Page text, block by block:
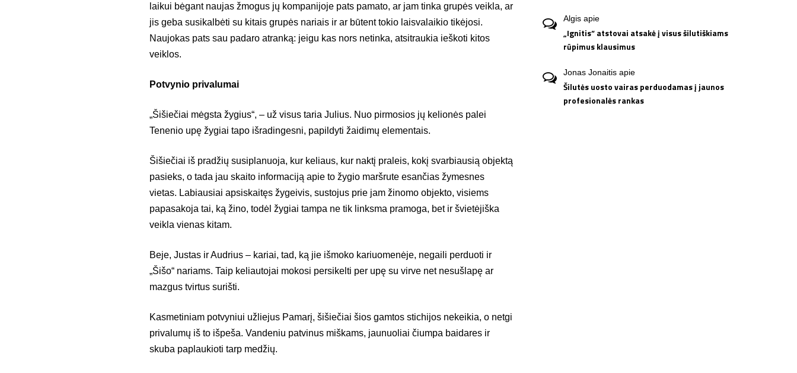
laikui bėgant naujas žmogus jų kompanijoje pats pamato, ar jam tinka grupės veikla, ar
jis geba susikalbėti su kitais grupės nariais ir ar būtent tokio laisvalaikio tikėjosi.
Naujokas pats sau padaro atranką: jeigu kas nors netinka, atsitraukia ieškoti kitos
veiklos.
Potvynio privalumai
„Šišiečiai mėgsta žygius“, – už visus taria Julius. Nuo pirmosios jų kelionės palei
Tenenio upę žygiai tapo išradingesni, papildyti žaidimų elementais.
Šišiečiai iš pradžių susiplanuoja, kur keliaus, kur naktį praleis, kokį svarbiausią objektą
pasieks, o tada jau skaito informaciją apie to žygio maršrute esančias žymesnes
vietas. Labiausiai apsiskaitęs žygeivis, sustojus prie jam žinomo objekto, visiems
papasakoja tai, ką žino, todėl žygiai tampa ne tik linksma pramoga, bet ir švietėjiška
veikla vienas kitam.
Beje, Justas ir Audrius – kariai, tad, ką jie išmoko kariuomenėje, negaili perduoti ir
„Šišo“ nariams. Taip keliautojai mokosi persikelti per upę su virve net nesušlapę ar
mazgus tvirtus surišti.
Kasmetiniam potvyniui užliejus Pamarį, šišiečiai šios gamtos stichijos nekeikia, o netgi
privalumų iš to išpeša. Vandeniu patvinus miškams, jaunuoliai čiumpa baidares ir
skuba paplaukioti tarp medžių.
Algis apie
„Ignitis“ atstovai atsakė į visus šilutiškiams
rūpimus klausimus
Jonas Jonaitis apie
Šilutės uosto vairas perduodamas į jaunos
profesionalės rankas